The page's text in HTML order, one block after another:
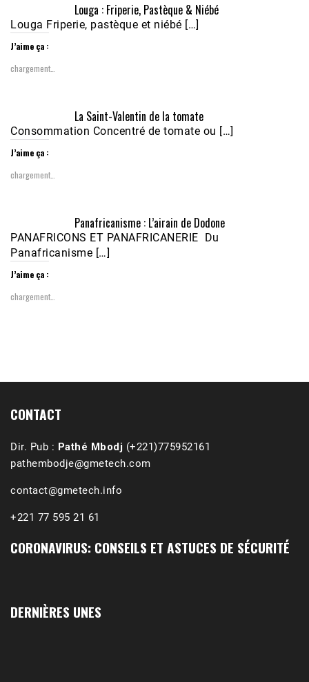
Nobana (Podologue)
Feb 24, 2021 • 28mn
Louga : Friperie, Pastèque & Niébé
Louga Friperie, pastèque et niébé […]
J’aime ça :
chargement…
La Saint-Valentin de la tomate
Consommation Concentré de tomate ou […]
J’aime ça :
chargement…
Panafricanisme : L’airain de Dodone
PANAFRICONS ET PANAFRICANERIE Du
Panafricanisme […]
J’aime ça :
chargement…
CONTACT
Dir. Pub : Pathé Mbodj (+221)775952161
pathembodje@gmetech.com
contact@gmetech.info
+221 77 595 21 61
CORONAVIRUS: CONSEILS ET ASTUCES DE SÉCURITÉ
DERNIÈRES UNES